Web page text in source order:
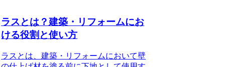
ラスとは？建築・リフォームにお
ける役割と使い方
ラスとは、建築・リフォームにおいて壁